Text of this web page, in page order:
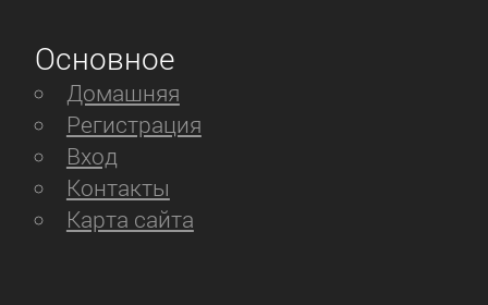
Основное
Домашняя
Регистрация
Вход
Контакты
Карта сайта